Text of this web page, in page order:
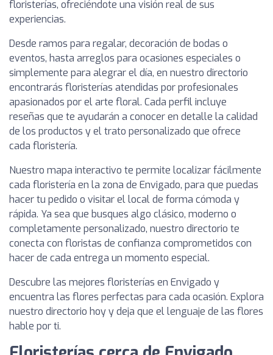
floristerías, ofreciéndote una visión real de sus
experiencias.
Desde ramos para regalar, decoración de bodas o
eventos, hasta arreglos para ocasiones especiales o
simplemente para alegrar el día, en nuestro directorio
encontrarás floristerías atendidas por profesionales
apasionados por el arte floral. Cada perfil incluye
reseñas que te ayudarán a conocer en detalle la calidad
de los productos y el trato personalizado que ofrece
cada floristería.
Nuestro mapa interactivo te permite localizar fácilmente
cada floristería en la zona de Envigado, para que puedas
hacer tu pedido o visitar el local de forma cómoda y
rápida. Ya sea que busques algo clásico, moderno o
completamente personalizado, nuestro directorio te
conecta con floristas de confianza comprometidos con
hacer de cada entrega un momento especial.
Descubre las mejores floristerías en Envigado y
encuentra las flores perfectas para cada ocasión. Explora
nuestro directorio hoy y deja que el lenguaje de las flores
hable por ti.